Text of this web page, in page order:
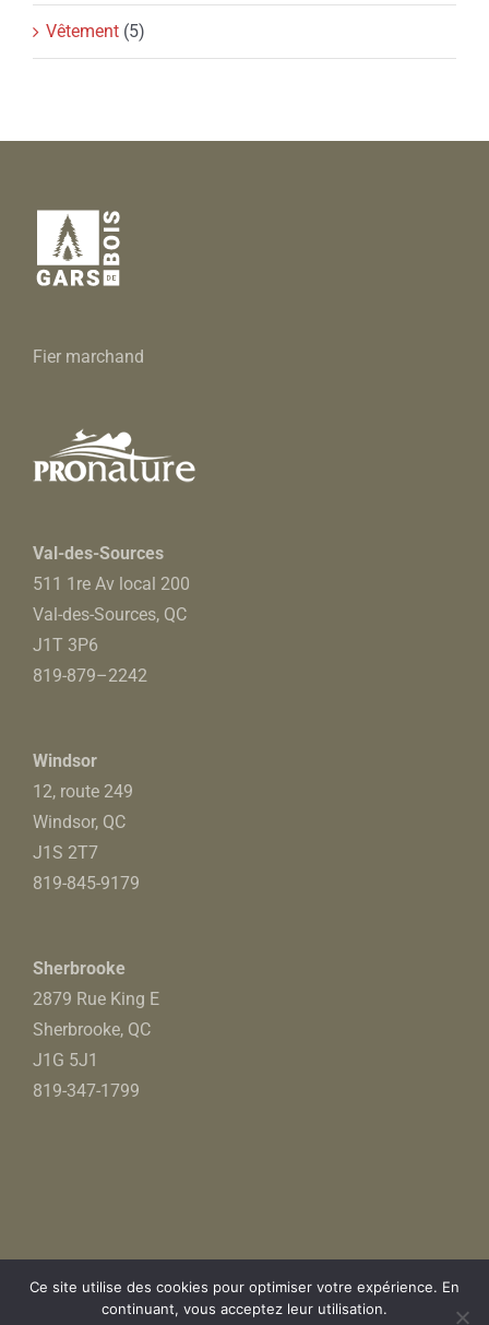
Vêtement (5)
Fier marchand
Val-des-Sources
511 1re Av local 200
Val-des-Sources, QC
J1T 3P6
819-879–2242
Windsor
12, route 249
Windsor, QC
J1S 2T7
819-845-9179
Sherbrooke
2879 Rue King E
Sherbrooke, QC
J1G 5J1
819-347-1799
Confidentialité-Politique d'échange et retour
Ce site utilise des cookies pour optimiser votre expérience. En
continuant, vous acceptez leur utilisation.